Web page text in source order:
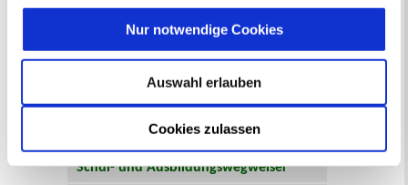
Cookies zulassen
Auswahl erlauben
Nur notwendige Cookies
Der Wegweiser für alle Familien mit
kleinen Kindern - von der Geburt bis
Angebot online in dem neuen Portal der
Bundesinitiative Frühe Hilfen.Mehr
Schul- und Ausbildungswegweiser